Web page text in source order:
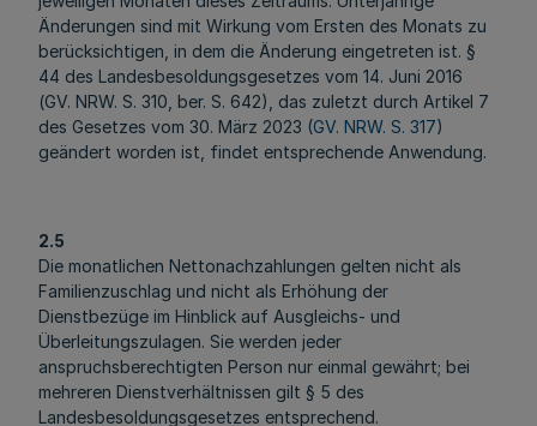
Änderungen sind mit Wirkung vom Ersten des Monats zu
berücksichtigen, in dem die Änderung eingetreten ist. §
44 des Landesbesoldungsgesetzes vom 14. Juni 2016
(GV. NRW. S. 310, ber. S. 642), das zuletzt durch Artikel 7
des Gesetzes vom 30. März 2023 (GV. NRW. S. 317)
geändert worden ist, findet entsprechende Anwendung.
2.5
Die monatlichen Nettonachzahlungen gelten nicht als
Familienzuschlag und nicht als Erhöhung der
Dienstbezüge im Hinblick auf Ausgleichs- und
Überleitungszulagen. Sie werden jeder
anspruchsberechtigten Person nur einmal gewährt; bei
mehreren Dienstverhältnissen gilt § 5 des
Landesbesoldungsgesetzes entsprechend.